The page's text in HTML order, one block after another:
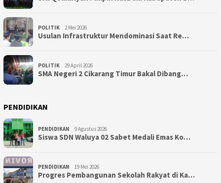
POLITIK 2 Mei 2026
Usulan Infrastruktur Mendominasi Saat Re…
POLITIK 29 April 2026
SMA Negeri 2 Cikarang Timur Bakal Dibang…
PENDIDIKAN
PENDIDIKAN 9 Agustus 2026
Siswa SDN Waluya 02 Sabet Medali Emas Ko…
PENDIDIKAN 19 Mei 2026
Progres Pembangunan Sekolah Rakyat di Ka…